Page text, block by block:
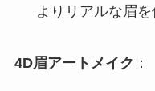
よりリアルな眉を
4D眉アートメイク ：